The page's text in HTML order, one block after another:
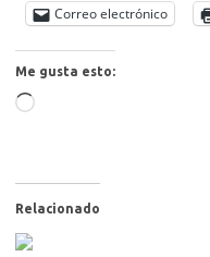
Correo electrónico
Me gusta esto:
Cargando...
Relacionado